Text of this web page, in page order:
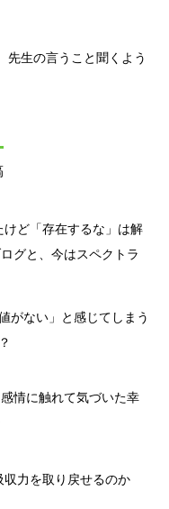
先生の言うこと聞くよう
ど「存在するな」は解
グと、今はスペクトラ
がない」と感じてしまう
情に触れて気づいた幸
力を取り戻せるのか